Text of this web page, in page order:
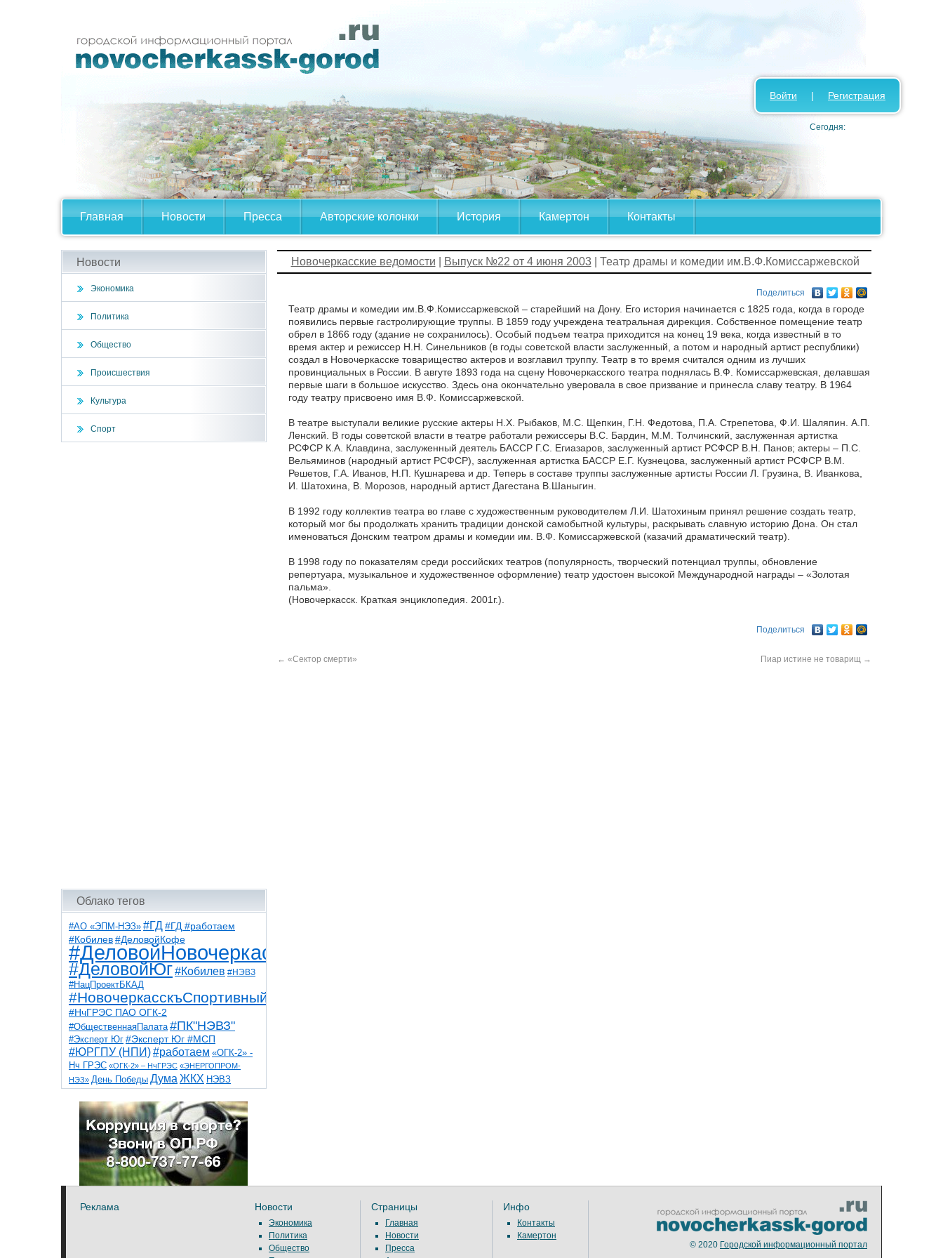
Главная Новости Пресса Авторские колонки История Камертон Контакты
Войти | Регистрация
Сегодня:
Новости
Экономика
Политика
Общество
Происшествия
Культура
Спорт
Облако тегов
#АО «ЭПМ-НЭЗ» #ГД #ГД #работаем
#Кобилев #ДеловойКофе
#ДеловойНовочеркасск
#ДеловойЮг#Кобилев #НЭВЗ
#НацПроектБКАД
#НовочеркасскъСпортивный
#НчГРЭС ПАО ОГК-2
#ОбщественнаяПалата #ПК"НЭВЗ"
#Эксперт Юг #Эксперт Юг #МСП
#ЮРГПУ (НПИ)#работаем «ОГК-2» -
Нч ГРЭС «ОГК-2» – НчГРЭС «ЭНЕРГОПРОМ-
НЭЗ» День Победы Дума ЖКХ НЭВЗ
НчГРЭС ТНТ
благоустройствоветераны выборы
детидороги казаки коррупция космос
общественная палата парк пожар роща
спорт театр транспорт художники
Новочеркасские ведомости Выпуск №22 от 4 июня 2003| Театр драмы и комедии им.В.Ф.Комиссаржевской
Поделиться
Театр драмы и комедии им.В.Ф.Комиссаржевской – старейший на Дону. Его история начинается с 1825 года, когда в городе
появились первые гастролирующие труппы. В 1859 году учреждена театральная дирекция. Собственное помещение театр
обрел в 1866 году (здание не сохранилось). Особый подъем театра приходится на конец 19 века, когда известный в то
время актер и режиссер Н.Н. Синельников (в годы советской власти заслуженный, а потом и народный артист республики)
создал в Новочеркасске товарищество актеров и возглавил труппу. Театр в то время считался одним из лучших
провинциальных в России. В авгуте 1893 года на сцену Новочеркасского театра поднялась В.Ф. Комиссаржевская, делавшая
первые шаги в большое искусство. Здесь она окончательно уверовала в свое призвание и принесла славу театру. В 1964
году театру присвоено имя В.Ф. Комиссаржевской.
В театре выступали великие русские актеры Н.Х. Рыбаков, М.С. Щепкин, Г.Н. Федотова, П.А. Стрепетова, Ф.И. Шаляпин. А.П.
Ленский. В годы советской власти в театре работали режиссеры В.С. Бардин, М.М. Толчинский, заслуженная артистка
РСФСР К.А. Клавдина, заслуженный деятель БАССР Г.С. Егиазаров, заслуженный артист РСФСР В.Н. Панов; актеры – П.С.
Вельяминов (народный артист РСФСР), заслуженная артистка БАССР Е.Г. Кузнецова, заслуженный артист РСФСР В.М.
Решетов, Г.А. Иванов, Н.П. Кушнарева и др. Теперь в составе труппы заслуженные артисты России Л. Грузина, В. Иванкова,
И. Шатохина, В. Морозов, народный артист Дагестана В.Шаныгин.
В 1992 году коллектив театра во главе с художественным руководителем Л.И. Шатохиным принял решение создать театр,
который мог бы продолжать хранить традиции донской самобытной культуры, раскрывать славную историю Дона. Он стал
именоваться Донским театром драмы и комедии им. В.Ф. Комиссаржевской (казачий драматический театр).
В 1998 году по показателям среди российских театров (популярность, творческий потенциал труппы, обновление
репертуара, музыкальное и художественное оформление) театр удостоен высокой Международной награды – «Золотая
пальма».
(Новочеркасск. Краткая энциклопедия. 2001г.).
Поделиться
← «Сектор смерти» Пиар истине не товарищ →
Реклама Новости
Экономика
Политика
Общество
Страницы
Главная
Новости
Пресса
Инфо
Контакты
Камертон
© 2020 Городской информационный портал